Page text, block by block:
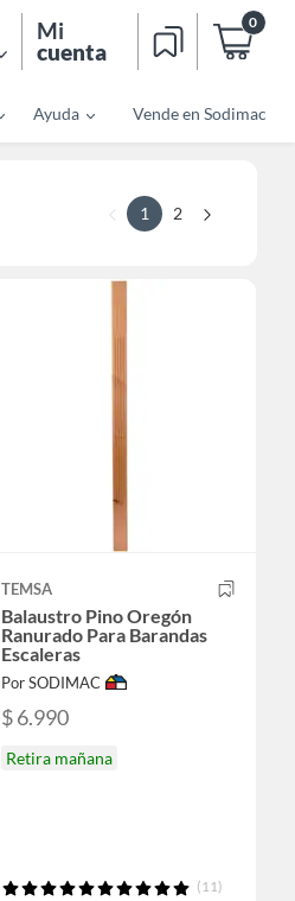
Mi
cuenta
0
Ayuda Vende en Sodimac
1 2
TEMSA
Balaustro Pino Oregón
Ranurado Para Barandas
Escaleras
Por SODIMAC
$ 6.990
Retira mañana
(11)